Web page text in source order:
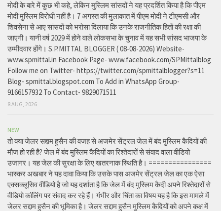
मोदी के बारे में कुछ भी कहे, लेकिन मुस्लिम सांसदों ने यह प्रदर्शित किया है कि पीएम
मोदी मुस्लिम विरोधी नहीं है। 7 अगस्त की मुलाकात में पीएम मोदी ने टीएमसी और
शिवसेना से आए सांसदों को भरोसा दिलाया कि उनके राजनीतिक हितों की रक्षा की
जाएगी। यानी वर्ष 2029 में होने वाले लोकसभा के चुनाव में यह सभी सांसद भाजपा के
उम्मीदवार होंगे। S.P.MITTAL BLOGGER ( 08-08-2026) Website-
www.spmittal.in Facebook Page- www.facebook.com/SPMittalblog
Follow me on Twitter- https://twitter.com/spmittalblogger?s=11
Blog- spmittal.blogspot.com To Add in WhatsApp Group-
9166157932 To Contact- 9829071511
8 AUG, 2026
NEW
तो क्या जेलर सद्दाम हुसैन की वजह से अजमेर सेंट्रल जेल में बंद मुस्लिम कैदियों की
मौज हो रही है? जेल में बंद मुस्लिम कैदियों का रिश्तेदारों से संवाद वाला वीडियो
उजागर। यह जेल की सुरक्षा के लिए खतरनाक स्थिति है। ================
भास्कर अखबार ने यह दावा किया कि उसके पास अजमेर सेंट्रल जेल का एक ऐसा
एक्सक्लूसिव वीडियो है जो यह दर्शाता है कि जेल में बंद मुस्लिम कैदी अपने रिश्तेदारों से
वीडियो कॉलिंग पर संवाद कर रहे हैं। गंभीर और चिंता का विषय यह है कि इस मामले में
जेलर सद्दाम हुसैन की भूमिका है। जेलर सद्दाम हुसैन मुस्लिम कैदियों को अपने कक्ष में